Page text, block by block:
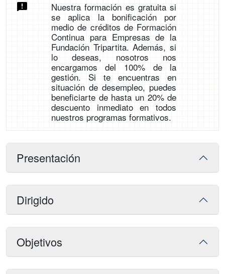
Nuestra formación es gratuita si
se aplica la bonificación por
medio de créditos de Formación
Continua para Empresas de la
Fundación Tripartita. Además, si
lo deseas, nosotros nos
encargamos del 100% de la
gestión. Si te encuentras en
situación de desempleo, puedes
beneficiarte de hasta un 20% de
descuento inmediato en todos
nuestros programas formativos.
Presentación
Dirigido
Objetivos